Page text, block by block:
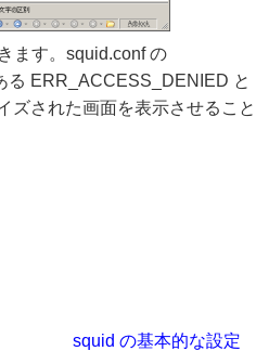
ます。squid.conf の
ERR_ACCESS_DENIED と
ズされた画面を表示させること
squid の基本的な設定